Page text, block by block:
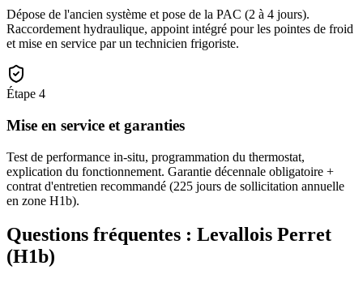
Dépose de l'ancien système et pose de la PAC (2 à 4 jours).
Raccordement hydraulique, appoint intégré pour les pointes de froid
et mise en service par un technicien frigoriste.
Étape 4
Mise en service et garanties
Test de performance in-situ, programmation du thermostat,
explication du fonctionnement. Garantie décennale obligatoire +
contrat d'entretien recommandé (225 jours de sollicitation annuelle
en zone H1b).
Questions fréquentes : Levallois Perret
(H1b)